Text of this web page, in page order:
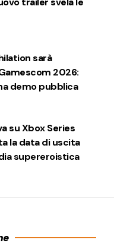
sarà
2026:
demo pubblica
su Xbox Series
la data di uscita
supereroistica